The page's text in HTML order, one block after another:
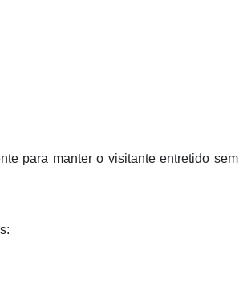
para manter o visitante entretido sem